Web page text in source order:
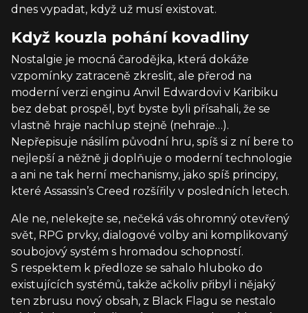
dnes vypadat, když už musí existovat.
Když kouzla pohání kovadliny
Nostalgie je mocná čarodějka, která dokáže
vzpomínky zatraceně zkreslit, ale přerod na
moderní verzi enginu Anvil Edwardovi v Karibiku
bez debat prospěl, byť byste byli přísahali, že se
vlastně hraje nachlup stejně (nehraje…).
Nepřepisuje násilím původní hru, spíš si z ní bere to
nejlepší a něžně ji doplňuje o moderní technologie
a ani ne tak herní mechanismy, jako spíš principy,
které Assassin’s Creed rozšířily v posledních letech.
Ale ne, nelekejte se, nečeká vás ohromný otevřený
svět, RPG prvky, dialogové volby ani komplikovaný
soubojový systém s hromadou schopností.
S respektem k předloze se sahalo hluboko do
existujících systémů, takže ačkoliv přibyl i nějaký
ten zbrusu nový obsah, z Black Flagu se nestalo